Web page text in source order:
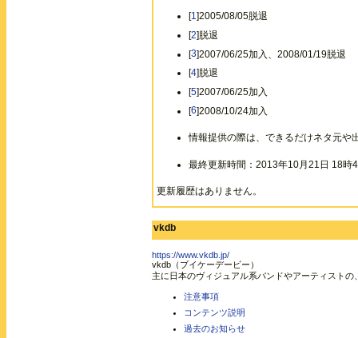
[1]2005/08/05脱退
[2]脱退
[3]2007/06/25加入、2008/01/19脱退
[4]脱退
[5]2007/06/25加入
[6]2008/10/24加入
情報提供の際は、できるだけネタ元
最終更新時間：2013年10月21日 18時
更新履歴はありません。
vkdb
https://www.vkdb.jp/
vkdb（ブイケーデービー）
主に日本のヴィジュアル系バンドやアーティスト
注意事項
コンテンツ説明
過去のお知らせ